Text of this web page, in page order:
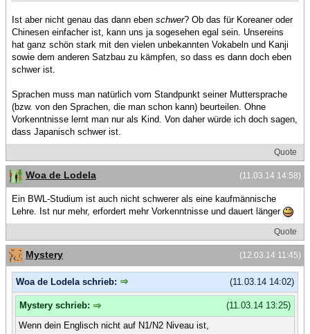
Ist aber nicht genau das dann eben schwer? Ob das für Koreaner oder
Chinesen einfacher ist, kann uns ja sogesehen egal sein. Unsereins
hat ganz schön stark mit den vielen unbekannten Vokabeln und Kanji
sowie dem anderen Satzbau zu kämpfen, so dass es dann doch eben
schwer ist.
Sprachen muss man natürlich vom Standpunkt seiner Muttersprache
(bzw. von den Sprachen, die man schon kann) beurteilen. Ohne
Vorkenntnisse lernt man nur als Kind. Von daher würde ich doch sagen,
dass Japanisch schwer ist.
Quote
(11.03.14 14:58)
Woa de Lodela
Ein BWL-Studium ist auch nicht schwerer als eine kaufmännische
Lehre. Ist nur mehr, erfordert mehr Vorkenntnisse und dauert länger
Quote
(12.03.14 11:45)
Mystery
(11.03.14 14:02)
Woa de Lodela schrieb:
(11.03.14 13:25)
Mystery schrieb:
Wenn dein Englisch nicht auf N1/N2 Niveau ist,